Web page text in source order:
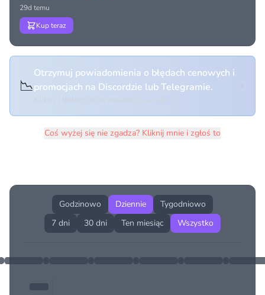
29d temu
Kup teraz
📉
Otrzymuj powiadomienia o błędach cenowych i
promocjach na Discordzie lub Telegramie.
Coś wyżej się nie zgadza? Kliknij mnie i zgłoś to
Godzinowo Dziennie
Tygodniowo
7 dni
30 dni Ten miesiąc Wszystko